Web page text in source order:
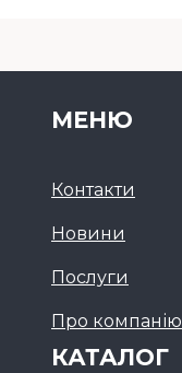
МЕНЮ
Контакти
Новини
Послуги
Про компанію
КАТАЛОГ